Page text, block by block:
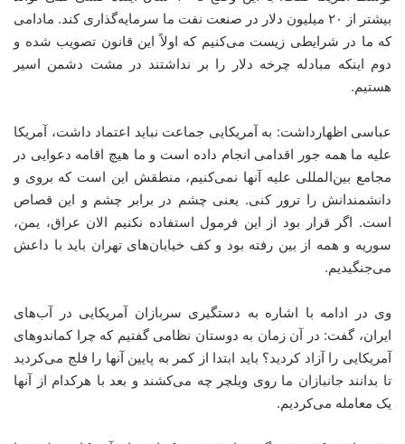
بیشتر از ۲۰ میلیون دلار در صنعت نفت ما سرمایه‌گذاری کند. مادامی
که ما در شرایطی زیست می‌کنیم که اولاً این قانون تصویب شده و
دوم اینکه مبادله چرخه دلار را بر نداشتند در مشت دشمن اسیر
هستیم.
عباسی اظهارداشت: به آمریکایی جماعت نباید اعتماد داشت، آمریکا
علیه ما همه جور اقدامی انجام داده است و ما هیچ اقامه دعوایی در
مجامع بین‌المللی علیه آنها نمی‌کنیم، منطقش این است که بروی و
دانشمندانش را ترور کنی. یعنی چشم در برابر چشم و این قصاص
است. اگر قرار بود از این فرمول استفاده نکنیم الان عراق، یمن،
سوریه و همه از بین رفته بود و کف خیابان‌های تهران باید با داعش
می‌جنگیدیم.
وی در ادامه با اشاره به دستگیری سربازان آمریکایی در آب‌های
ایران، گفت: در آن زمان به دوستان نظامی گفتیم که چرا کماندوهای
آمریکایی را آزاد کردید؟ باید ابتدا از کمر به پایین آنها را فلج می‌کردید
تا بدانند جانبازان ما روی ویلچر چه می‌کشند و بعد با هرکدام از آنها
یک معامله می‌کردیم.